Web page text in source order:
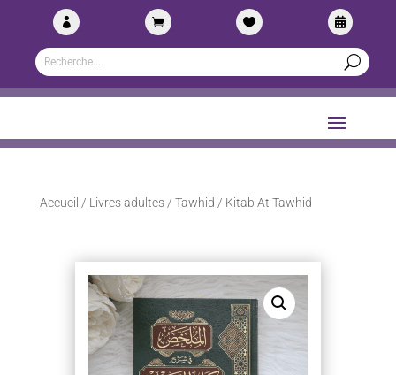
   
Accueil / Livres adultes/ Tawhid / Kitab At Tawhid